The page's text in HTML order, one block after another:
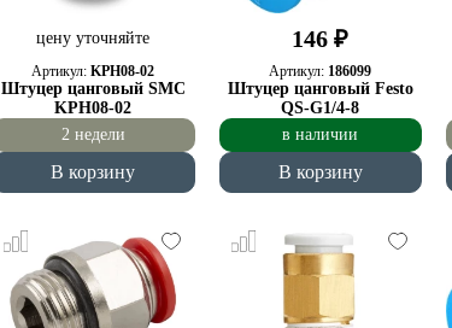
цену уточняйте
Артикул:KPH08-02
Штуцер цанговый SMC
KPH08-02
2 недели
В корзину
146 ₽
Артикул: 186099
Штуцер цанговый Festo
QS-G1/4-8
в наличии
В корзину